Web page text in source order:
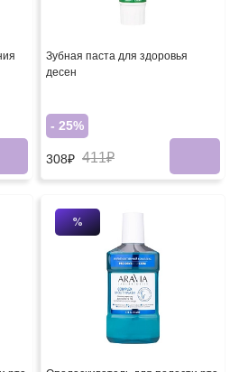
Зубная паста для здоровья
десен
- 25%
308₽ 411₽
%